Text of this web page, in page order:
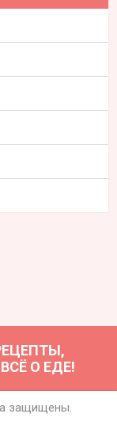
О ЕДЕ!
защищены.